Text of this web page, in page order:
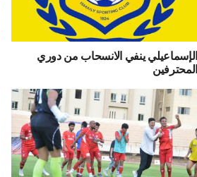
الإسماعيلي ينفي الانسحاب من دوري
المحترفين